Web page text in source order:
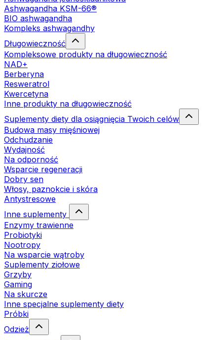
Ashwagandha KSM-66®
BIO ashwagandha
Kompleks ashwagandhy
Długowieczność
Kompleksowe produkty na długowieczność
NAD+
Berberyna
Resweratrol
Kwercetyna
Inne produkty na długowieczność
Suplementy diety dla osiągnięcia Twoich celów
Budowa masy mięśniowej
Odchudzanie
Wydajność
Na odporność
Wsparcie regeneracji
Dobry sen
Włosy, paznokcie i skóra
Antystresowe
Inne suplementy
Enzymy trawienne
Probiotyki
Nootropy
Na wsparcie wątroby
Suplementy ziołowe
Grzyby
Gaming
Na skurcze
Inne specjalne suplementy diety
Próbki
Odzież